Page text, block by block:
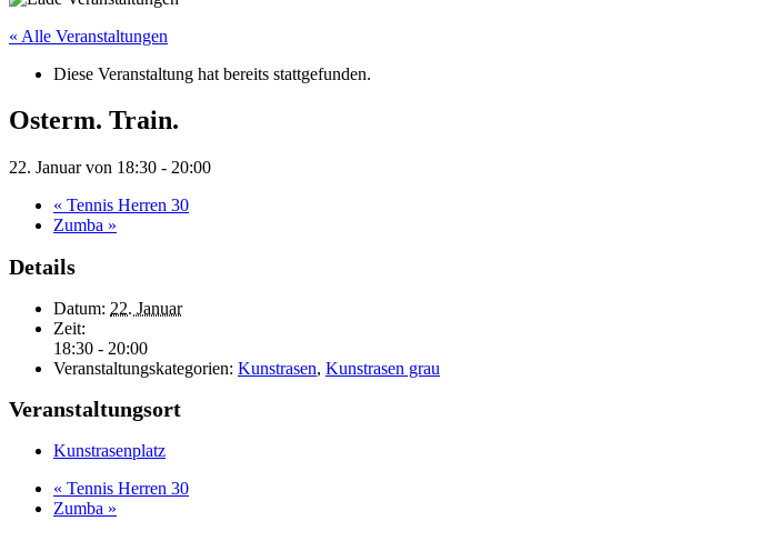
« Alle Veranstaltungen
Diese Veranstaltung hat bereits stattgefunden.
Osterm. Train.
22. Januar von 18:30 - 20:00
« Tennis Herren 30
Zumba »
Details
Datum: 22. Januar
Zeit:
18:30 - 20:00
Veranstaltungskategorien: Kunstrasen, Kunstrasen grau
Veranstaltungsort
Kunstrasenplatz
« Tennis Herren 30
Zumba »